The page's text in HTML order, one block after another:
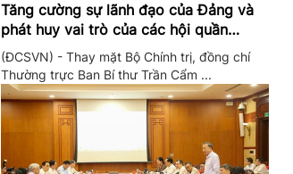
Tăng cường sự lãnh đạo của Đảng và
phát huy vai trò của các hội quần
chúng trong giai đoạn phát triển mới
(ĐCSVN) - Thay mặt Bộ Chính trị, đồng chí
Thường trực Ban Bí thư Trần Cẩm ...